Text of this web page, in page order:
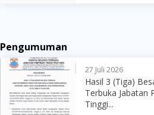
Pengumuman
27 Juli 2026
Hasil 3 (Tiga)
Terbuka Jabatan
Tinggi...